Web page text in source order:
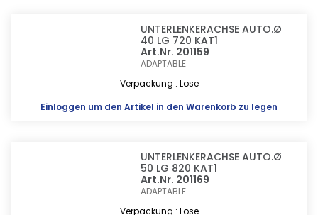
UNTERLENKERACHSE AUTO.Ø
40 LG 720 KAT1
Art.Nr. 201159
ADAPTABLE
Verpackung : Lose
Einloggen um den Artikel in den Warenkorb zu legen
UNTERLENKERACHSE AUTO.Ø
50 LG 820 KAT1
Art.Nr. 201169
ADAPTABLE
Verpackung : Lose